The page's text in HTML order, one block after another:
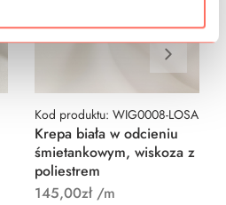
Kod produktu: WIG0008-LOSA
Krepa biała w odcieniu
śmietankowym, wiskoza z
poliestrem
145,00zł/m